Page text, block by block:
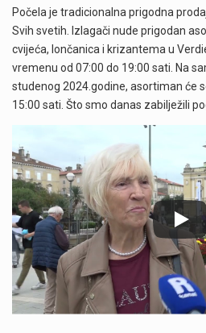
Počela je tradicionalna prigodna
Svih svetih. Izlagači nude prigodan
cvijeća, lončanica i krizantema u
vremenu od 07:00 do 19:00 sati. Na
studenog 2024.godine, asortiman će
15:00 sati. Što smo danas zabilježili